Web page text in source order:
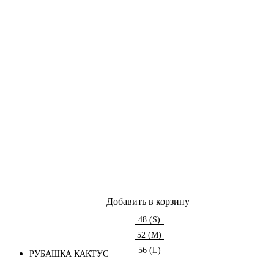
48 (S)
52 (M)
56 (L)
РУБАШКА КАКТУС
Добавить в корзину